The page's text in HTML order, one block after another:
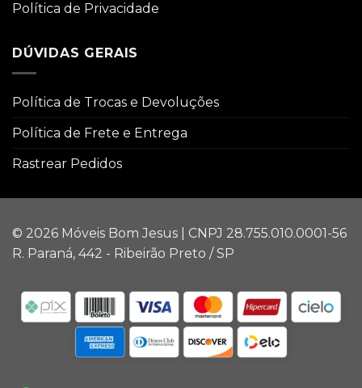
Política de Privacidade
DÚVIDAS GERAIS
Política de Trocas e Devoluções
Política de Frete e Entrega
Rastrear Pedidos
© 2026 Móveis Bom Jesus | CNPJ 28.755.010.0001-56
R. Paraná, 442 - Ribeirão Preto / SP